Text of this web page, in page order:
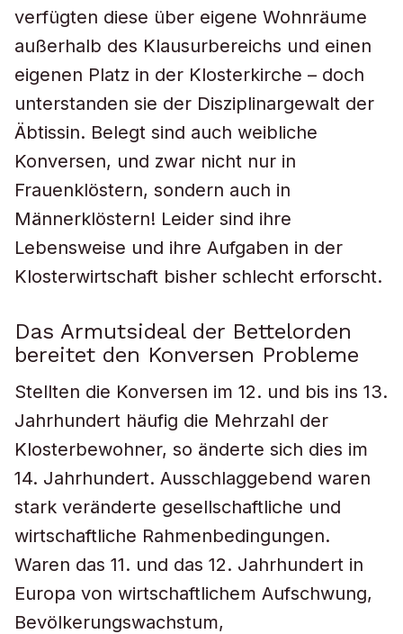
verfügten diese über eigene Wohnräume
außerhalb des Klausurbereichs und einen
eigenen Platz in der Klosterkirche – doch
unterstanden sie der Disziplinargewalt der
Äbtissin. Belegt sind auch weibliche
Konversen, und zwar nicht nur in
Frauenklöstern, sondern auch in
Männerklöstern! Leider sind ihre
Lebensweise und ihre Aufgaben in der
Klosterwirtschaft bisher schlecht erforscht.
Das Armutsideal der Bettelorden
bereitet den Konversen Probleme
Stellten die Konversen im 12. und bis ins 13.
Jahrhundert häufig die Mehrzahl der
Klosterbewohner, so änderte sich dies im
14. Jahrhundert. Ausschlaggebend waren
stark veränderte gesellschaftliche und
wirtschaftliche Rahmenbedingungen.
Waren das 11. und das 12. Jahrhundert in
Europa von wirtschaftlichem Aufschwung,
Bevölkerungswachstum,